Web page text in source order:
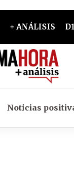
+ ANÁLISIS
Noticias